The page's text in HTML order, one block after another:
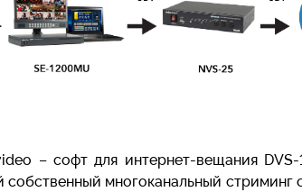
– софт для интернет-вещания
собственный многоканальный